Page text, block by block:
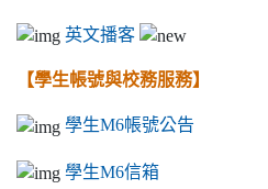
英文播客
【學生帳號與校務服務】
學生M6帳號公告
學生M6信箱